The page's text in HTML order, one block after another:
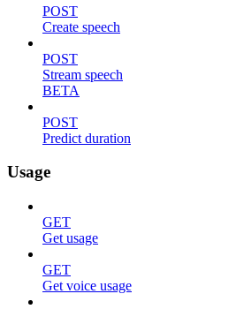
POST
Create speech
POST
Stream speech
BETA
POST
Predict duration
Usage
GET
Get usage
GET
Get voice usage